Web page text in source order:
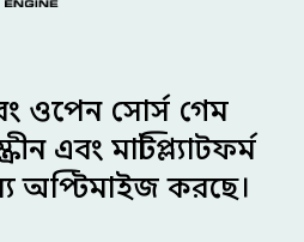
ওপেন সোর্স গেম
এবং মাল্টিপ্ল্যাটফর্ম
অপ্টিমাইজ করছে।